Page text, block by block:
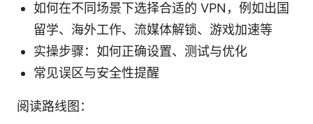
如何在不同场景下选择合适的 VPN，例如出国
留学、海外工作、流媒体解锁、游戏加速等
实操步骤：如何正确设置、测试与优化
常见误区与安全性提醒
阅读路线图：